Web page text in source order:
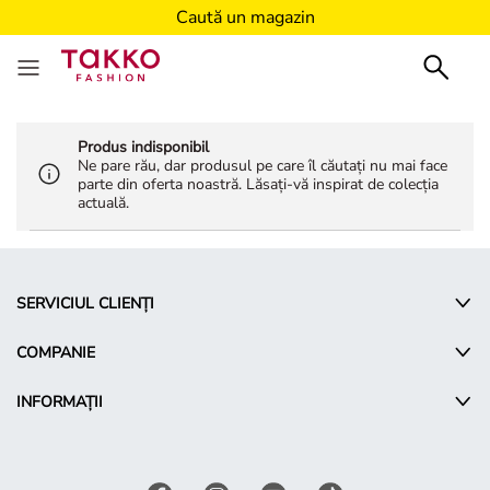
Caută un magazin
Produs indisponibil
Ne pare rău, dar produsul pe care îl căutați nu mai face
parte din oferta noastră. Lăsați-vă inspirat de colecția
actuală.
SERVICIUL CLIENȚI
COMPANIE
INFORMAȚII